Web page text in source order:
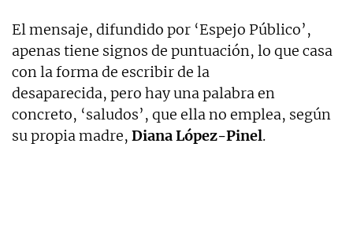
El mensaje, difundido por ‘Espejo Público’,
apenas tiene signos de puntuación, lo que casa
con la forma de escribir de la
desaparecida, pero hay una palabra en
concreto, ‘saludos’, que ella no emplea, según
su propia madre, Diana López-Pinel.